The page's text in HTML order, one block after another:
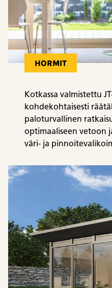
HORMIT
Kotkassa valmistettu
kohdekohtaisesti
paloturvallinen
optimaaliseen vetoon
väri- ja